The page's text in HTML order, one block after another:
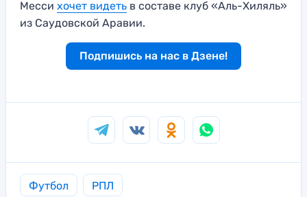
Месси хочет видеть в составе клуб «Аль-Хиляль»
из Саудовской Аравии.
Подпишись на нас в Дзене!
Футбол РПЛ